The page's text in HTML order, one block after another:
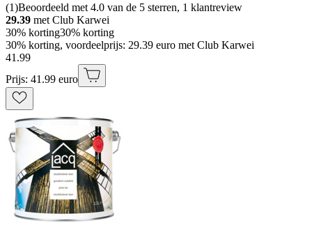
(1)Beoordeeld met 4.0 van de 5 sterren, 1 klantreview
29.39 met Club Karwei
30% korting30% korting
30% korting, voordeelprijs: 29.39 euro met Club Karwei
41 .99
Prijs: 41.99 euro